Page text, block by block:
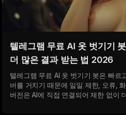
텔레그램 무료 AI 옷 벗기기
더 많은 결과 받는 법 2026
텔레그램 무료 AI 옷 벗기기 봇은 빠르
버를 거치기 때문에 일일 제한, 오류,
버전은 AI에 직접 연결되어 제한 없이